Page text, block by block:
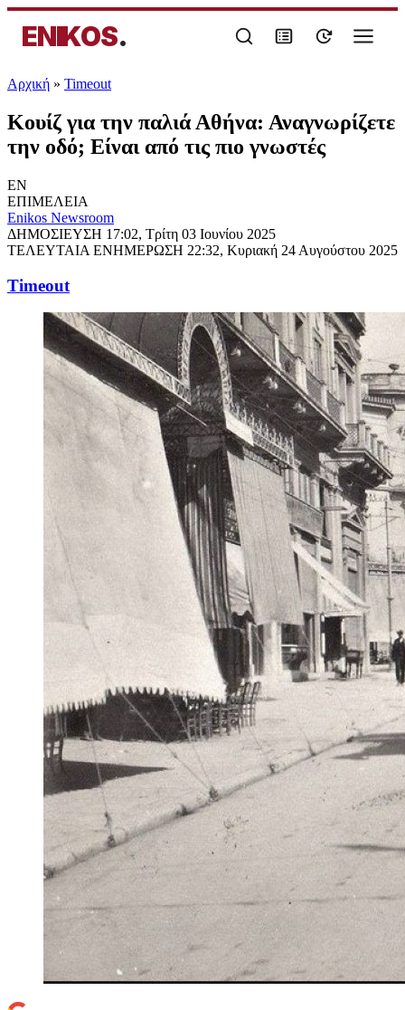
ENIKOS.
Αρχική » Timeout
Κουίζ για την παλιά Αθήνα: Αναγνωρίζετε
την οδό; Είναι από τις πιο γνωστές
EN
ΕΠΙΜΕΛΕΙΑ
Enikos Newsroom
ΔΗΜΟΣΙΕΥΣΗ 17:02, Τρίτη 03 Ιουνίου 2025
ΤΕΛΕΥΤΑΙΑ ΕΝΗΜΕΡΩΣΗ 22:32, Κυριακή 24 Αυγούστου 2025
Timeout